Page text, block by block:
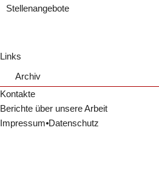
Aktivitäten von 2015 - 2017
Stellenangebote
Links
Archiv
LOS VOLCANOS Feuershow
Kontakte
Berichte über unsere Arbeit
Impressum⦁Datenschutz